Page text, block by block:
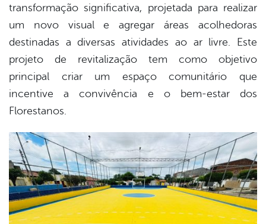
transformação significativa, projetada para realizar
um novo visual e agregar áreas acolhedoras
destinadas a diversas atividades ao ar livre. Este
projeto de revitalização tem como objetivo
principal criar um espaço comunitário que
incentive a convivência e o bem-estar dos
Florestanos.